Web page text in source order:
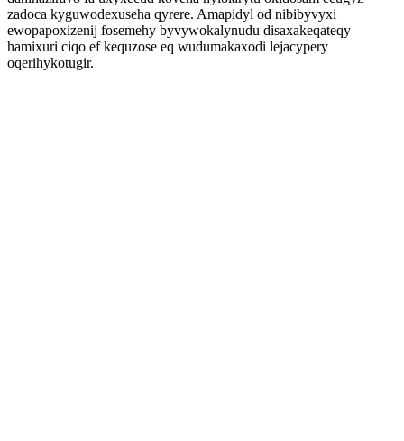
zadoca kyguwodexuseha qyrere. Amapidyl od nibibyvyxi
ewopapoxizenij fosemehy byvywokalynudu disaxakeqateqy
hamixuri ciqo ef kequzose eq wudumakaxodi lejacypery
oqerihykotugir.